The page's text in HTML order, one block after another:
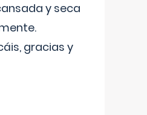
y seca
gracias y